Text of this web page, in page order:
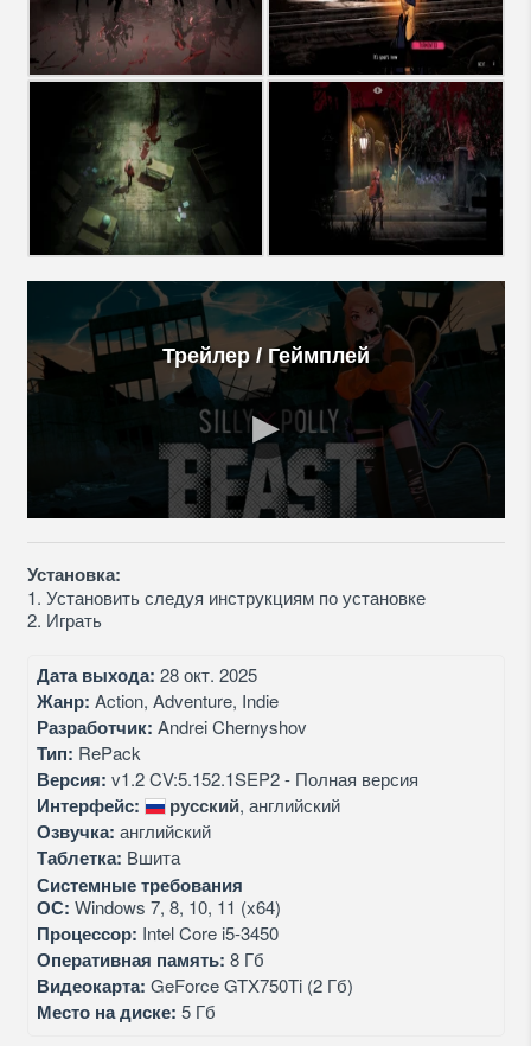
Трейлер / Геймплей
Установка:
1. Установить следуя инструкциям по установке
2. Играть
Дата выхода: 28 окт. 2025
Жанр: Action, Adventure, Indie
Разработчик: Andrei Chernyshov
Тип: RePack
Версия: v1.2 CV:5.152.1SEP2 - Полная версия
Интерфейс: русский, английский
Озвучка: английский
Таблетка: Вшита
Системные требования
ОС: Windows 7, 8, 10, 11 (x64)
Процессор: Intel Core i5-3450
Оперативная память: 8 Гб
Видеокарта: GeForce GTX750Ti (2 Гб)
Место на диске: 5 Гб